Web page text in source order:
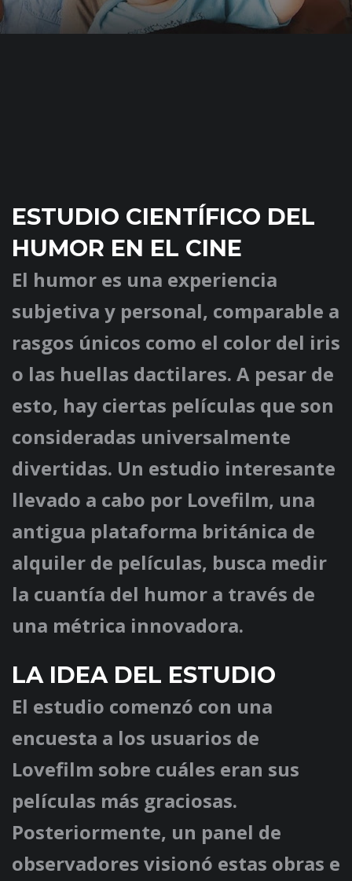
ESTUDIO CIENTÍFICO DEL
HUMOR EN EL CINE
El humor es una experiencia
subjetiva y personal, comparable a
rasgos únicos como el color del iris
o las huellas dactilares. A pesar de
esto, hay ciertas películas que son
consideradas universalmente
divertidas. Un estudio interesante
llevado a cabo por Lovefilm, una
antigua plataforma británica de
alquiler de películas, busca medir
la cuantía del humor a través de
una métrica innovadora.
LA IDEA DEL ESTUDIO
El estudio comenzó con una
encuesta a los usuarios de
Lovefilm sobre cuáles eran sus
películas más graciosas.
Posteriormente, un panel de
observadores visionó estas obras e